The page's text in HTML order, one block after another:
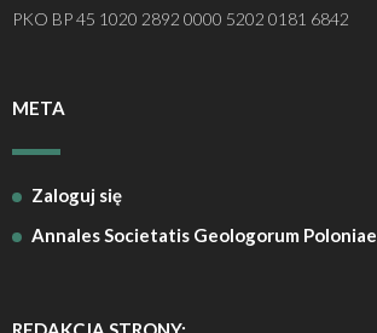
PKO BP 45 1020 2892 0000 5202 0181 6842
META
Zaloguj się
Annales Societatis Geologorum Poloniae